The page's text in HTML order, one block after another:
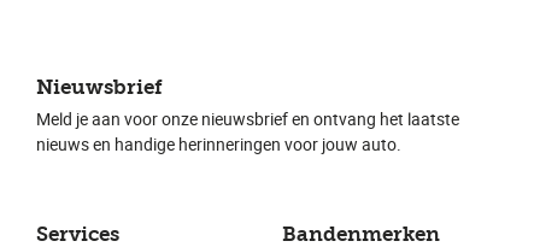
Services Bandenmerken
Nieuwsbrief
Meld je aan voor onze nieuwsbrief en ontvang het laatste
nieuws en handige herinneringen voor jouw auto.